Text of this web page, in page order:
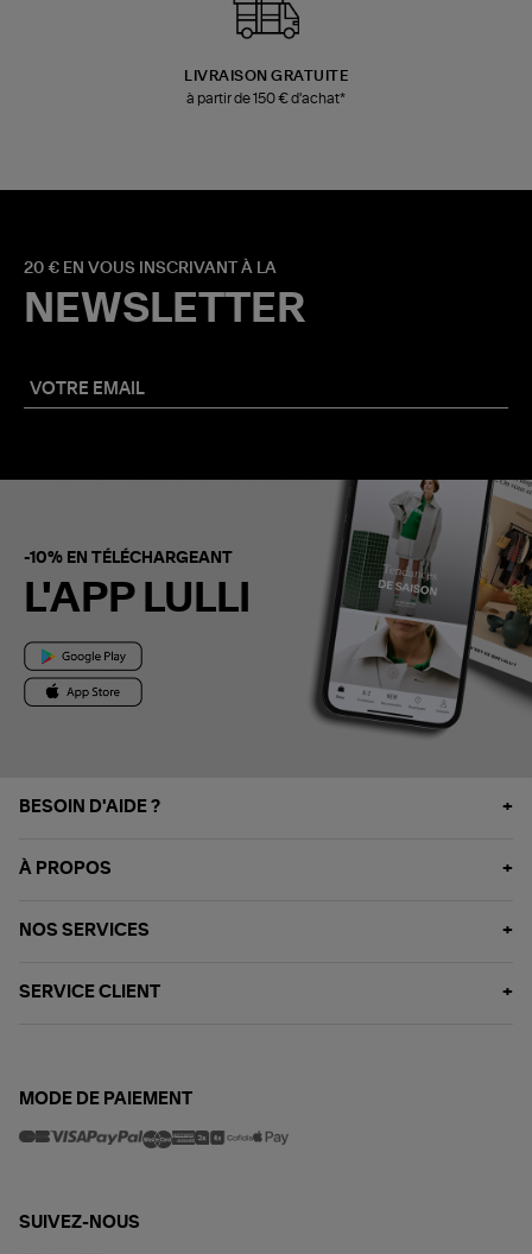
LIVRAISON GRATUITE
à partir de 150 € d'achat*
20 € EN VOUS INSCRIVANT À LA
NEWSLETTER
-10% EN TÉLÉCHARGEANT
L'APP LULLI
BESOIN D'AIDE ?
À PROPOS
NOS SERVICES
SERVICE CLIENT
MODE DE PAIEMENT
SUIVEZ-NOUS